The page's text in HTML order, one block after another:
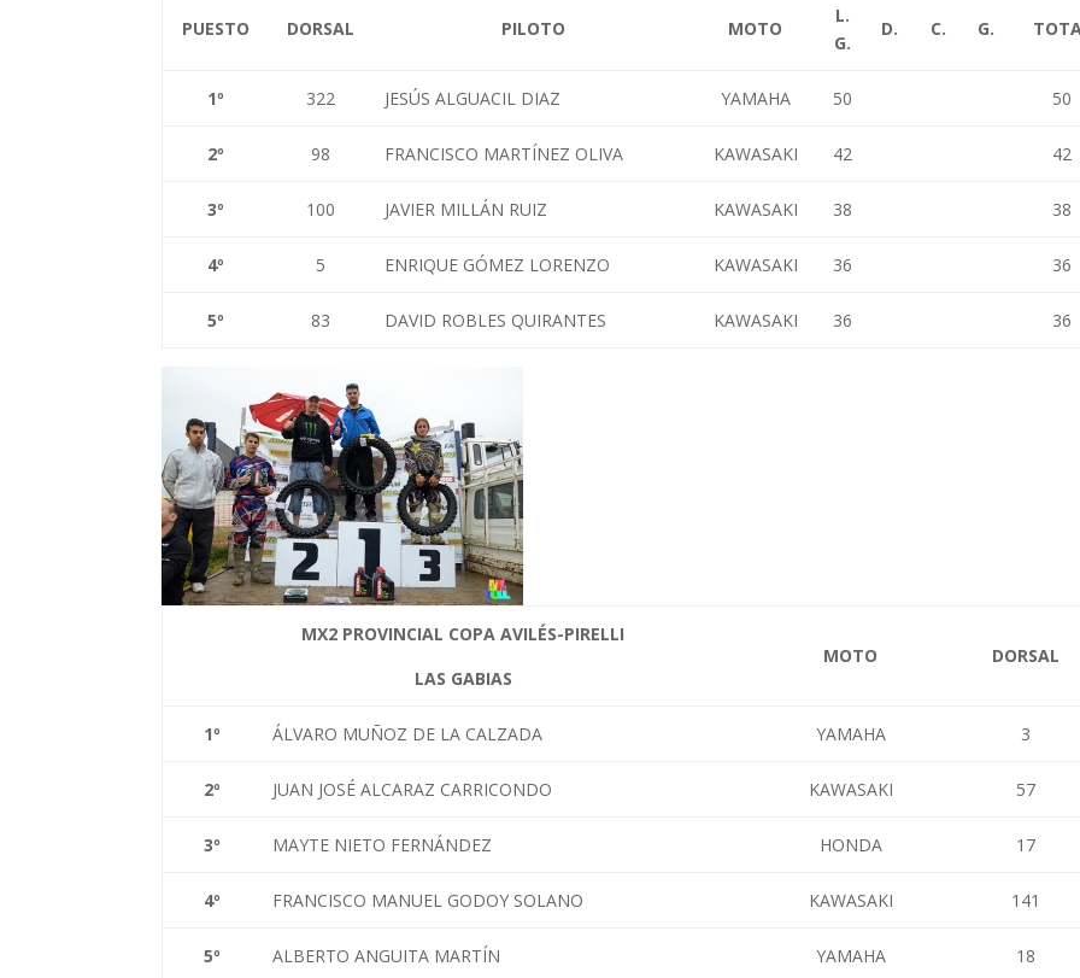
PUESTO DORSAL PILOTO MOTO
L.
G.
D. C. G.
1º 322 JESÚS ALGUACIL DIAZ YAMAHA 50 50
2º 98 FRANCISCO MARTÍNEZ OLIVA KAWASAKI 42 42
3º 100 JAVIER MILLÁN RUIZ KAWASAKI 38 38
4º 5 ENRIQUE GÓMEZ LORENZO KAWASAKI 36 36
5º 83 DAVID ROBLES QUIRANTES KAWASAKI 36 36
MX2 PROVINCIAL COPA AVILÉS-PIRELLI
LAS GABIAS
MOTO DORSAL
1º ÁLVARO MUÑOZ DE LA CALZADA YAMAHA 3
2º JUAN JOSÉ ALCARAZ CARRICONDO KAWASAKI 57
3º MAYTE NIETO FERNÁNDEZ HONDA 17
4º FRANCISCO MANUEL GODOY SOLANO KAWASAKI 141
5º ALBERTO ANGUITA MARTÍN YAMAHA 18